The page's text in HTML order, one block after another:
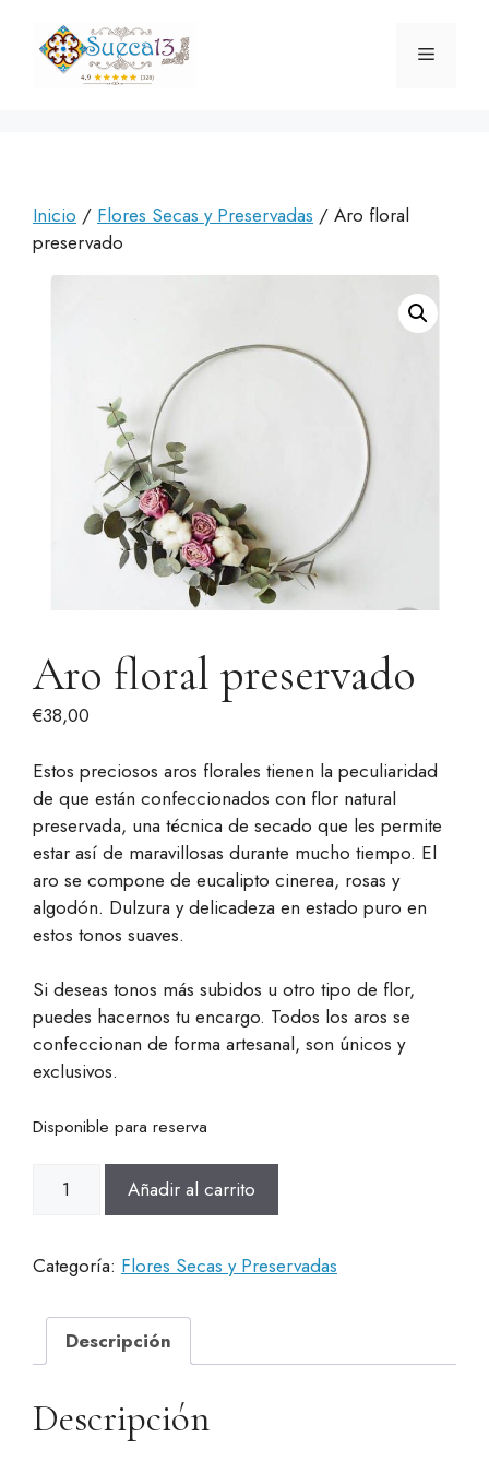
contenido
Menú
Inicio / Flores Secas y Preservadas / Aro floral
preservado
Aro floral preservado
€38,00
Estos preciosos aros florales tienen la peculiaridad
de que están confeccionados con flor natural
preservada, una técnica de secado que les permite
estar así de maravillosas durante mucho tiempo. El
aro se compone de eucalipto cinerea, rosas y
algodón. Dulzura y delicadeza en estado puro en
estos tonos suaves.
Si deseas tonos más subidos u otro tipo de flor,
puedes hacernos tu encargo. Todos los aros se
confeccionan de forma artesanal, son únicos y
exclusivos.
Disponible para reserva
floral
cantidad
Añadir al carrito
Categoría: Flores Secas y Preservadas
Descripción
Descripción